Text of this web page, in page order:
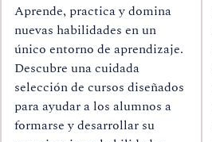
Aprende, practica y domina
nuevas habilidades en un
único entorno de aprendizaje.
Descubre una cuidada
selección de cursos diseñados
para ayudar a los alumnos a
formarse y desarrollar su